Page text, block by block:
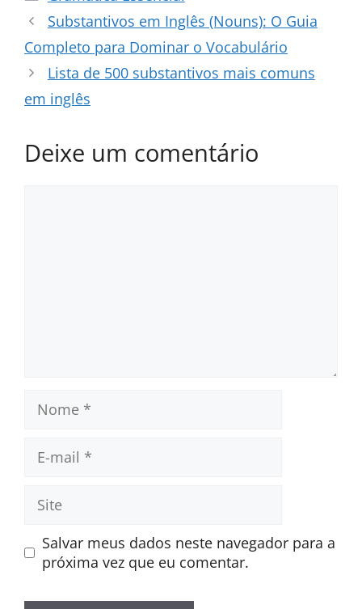
Substantivos em Inglês (Nouns): O Guia
Completo para Dominar o Vocabulário
Lista de 500 substantivos mais comuns
em inglês
Deixe um comentário
mail
Site
Salvar meus dados neste navegador para a
próxima vez que eu comentar.